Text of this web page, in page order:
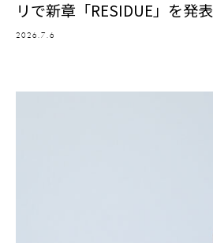
リで新章「RESIDUE」を発表
2026.7.6